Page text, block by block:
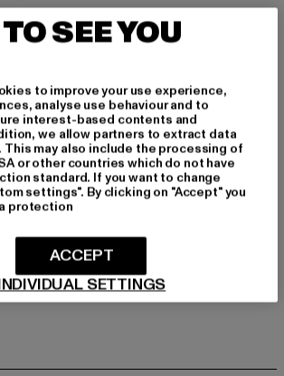
00472
Shoes & Boots GmbH |
174 | 66955 Pirmasens | DE
& PASSFORM
RÜCKGABE
SEE YOU
to improve your use experience,
analyse use behaviour and to
interest-based contents and
we allow partners to extract data
may also include the processing of
or other countries which do not have
standard. If you want to change
settings". By clicking on "Accept" you
protection
SETTINGS
ACCEPT